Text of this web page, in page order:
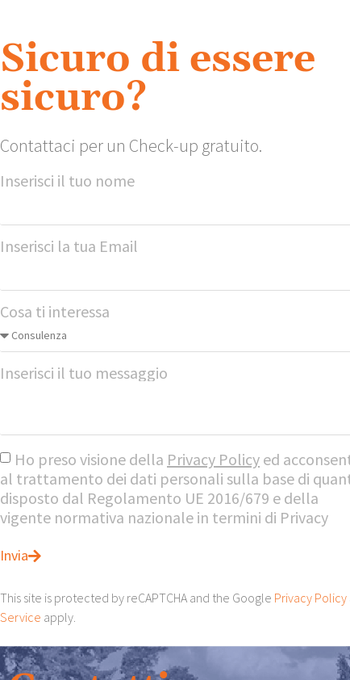
Sicuro di essere
sicuro?
Contattaci per un Check-up gratuito.
Inserisci il tuo nome
Inserisci la tua Email
Cosa ti interessa
Inserisci il tuo messaggio
Ho preso visione della Privacy Policy ed
al trattamento dei dati personali sulla base di
disposto dal Regolamento UE 2016/679 e della
vigente normativa nazionale in termini di Privacy
Invia
This site is protected by reCAPTCHA and the Google Privacy Policy
Service apply.